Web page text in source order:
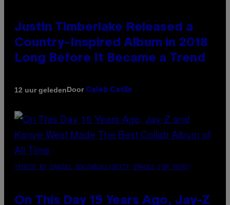
Justin Timberlake Released a
Country-Inspired Album in 2018
Long Before It Became a Trend
12 uur geledenDoor Caleb Catlin
(PHOTO BY DANIEL BOCZARSKI/GETTY IMAGES FOR VEVO)
On This Day 15 Years Ago, Jay-Z